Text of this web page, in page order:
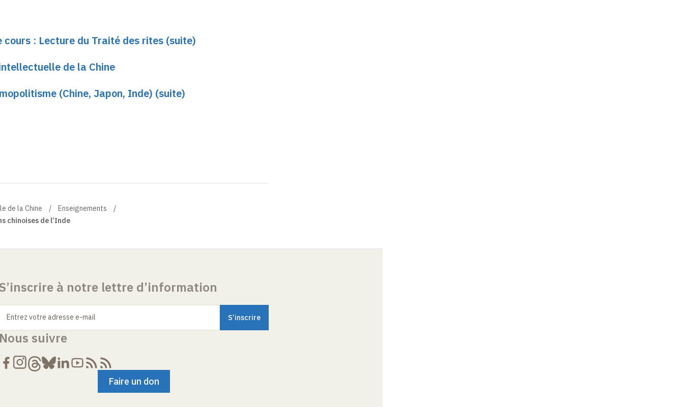
: Lecture du Traité des rites (suite)
de la Chine
(Chine, Japon, Inde) (suite)
de la Chine
Enseignements
chinoises de l’Inde
à notre lettre d’information
Entrez votre adresse e-mail
suivre
Faire un don